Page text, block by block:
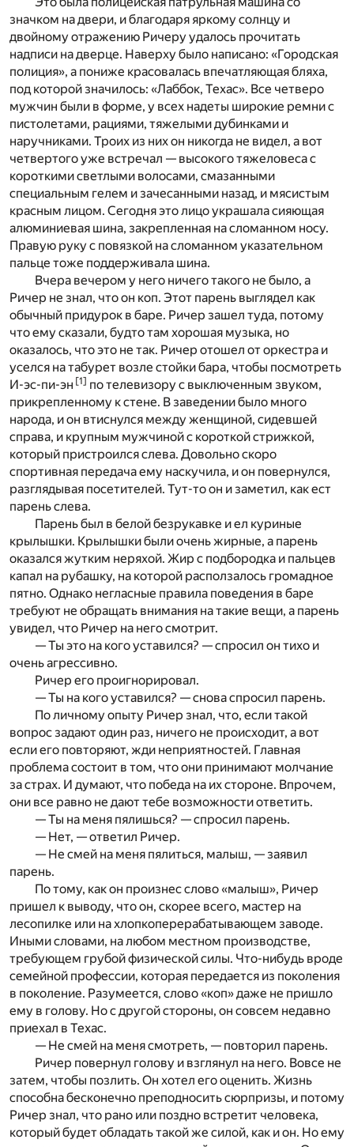
значком на двери, и благодаря яркому солнцу и
двойному отражению Ричеру удалось прочитать
надписи на дверце. Наверху было написано: «Городская
полиция», а пониже красовалась впечатляющая бляха,
под которой значилось: «Лаббок, Техас». Все четверо
мужчин были в форме, у всех надеты широкие ремни с
пистолетами, рациями, тяжелыми дубинками и
наручниками. Троих из них он никогда не видел, а вот
четвертого уже встречал — высокого тяжеловеса с
короткими светлыми волосами, смазанными
специальным гелем и зачесанными назад, и мясистым
красным лицом. Сегодня это лицо украшала сияющая
алюминиевая шина, закрепленная на сломанном носу.
Правую руку с повязкой на сломанном указательном
пальце тоже поддерживала шина.
Вчера вечером у него ничего такого не было, а
Ричер не знал, что он коп. Этот парень выглядел как
обычный придурок в баре. Ричер зашел туда, потому
что ему сказали, будто там хорошая музыка, но
оказалось, что это не так. Ричер отошел от оркестра и
уселся на табурет возле стойки бара, чтобы посмотреть
И-эс-пи-эн [1] по телевизору с выключенным звуком,
прикрепленному к стене. В заведении было много
народа, и он втиснулся между женщиной, сидевшей
справа, и крупным мужчиной с короткой стрижкой,
который пристроился слева. Довольно скоро
спортивная передача ему наскучила, и он повернулся,
разглядывая посетителей. Тут-то он и заметил, как ест
парень слева.
Парень был в белой безрукавке и ел куриные
крылышки. Крылышки были очень жирные, а парень
оказался жутким неряхой. Жир с подбородка и пальцев
капал на рубашку, на которой расползалось громадное
пятно. Однако негласные правила поведения в баре
требуют не обращать внимания на такие вещи, а парень
увидел, что Ричер на него смотрит.
— Ты это на кого уставился? — спросил он тихо и
очень агрессивно.
Ричер его проигнорировал.
— Ты на кого уставился? — снова спросил парень.
По личному опыту Ричер знал, что, если такой
вопрос задают один раз, ничего не происходит, а вот
если его повторяют, жди неприятностей. Главная
проблема состоит в том, что они принимают молчание
за страх. И думают, что победа на их стороне. Впрочем,
они все равно не дают тебе возможности ответить.
— Ты на меня пялишься? — спросил парень.
— Нет, — ответил Ричер.
— Не смей на меня пялиться, малыш, — заявил
парень.
По тому, как он произнес слово «малыш», Ричер
пришел к выводу, что он, скорее всего, мастер на
лесопилке или на хлопкоперерабатывающем заводе.
Иными словами, на любом местном производстве,
требующем грубой физической силы. Что-нибудь вроде
семейной профессии, которая передается из поколения
в поколение. Разумеется, слово «коп» даже не пришло
ему в голову. Но с другой стороны, он совсем недавно
приехал в Техас.
— Не смей на меня смотреть, — повторил парень.
Ричер повернул голову и взглянул на него. Вовсе не
затем, чтобы позлить. Он хотел его оценить. Жизнь
способна бесконечно преподносить сюрпризы, и потому
Ричер знал, что рано или поздно встретит человека,
который будет обладать такой же силой, как и он. Но ему